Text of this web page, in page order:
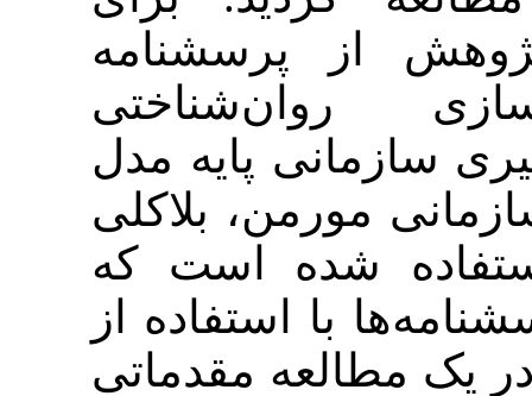
از پرسشنامه‌
روان‌شناختی
سازمانی پایه مدل
مورمن، بلاکلی
شده‌ است که
با استفاده از
مقدماتی